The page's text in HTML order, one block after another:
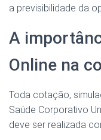
a previsibilidade da
A
Online na
Toda cotação,
Saúde Corporativo
deve ser realizada